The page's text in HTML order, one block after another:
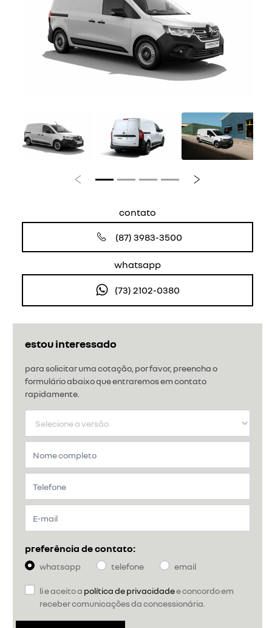
estou interessado
para solicitar uma cotação, por favor, preencha o
formulário abaixo que entraremos em contato
rapidamente.
preferência de contato:
whatsapp telefone email
li e aceito a política de privacidadee concordo em
receber comunicações da concessionária.
Anterior
Anterior Próximo
contato
(87) 3983-3500
whatsapp
(73) 2102-0380